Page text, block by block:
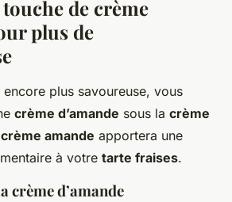
de crème
plus de
encore plus savoureuse, vous
crème d’amande sous la crème
crème amande apportera une
à votre tarte fraises.
crème d’amande